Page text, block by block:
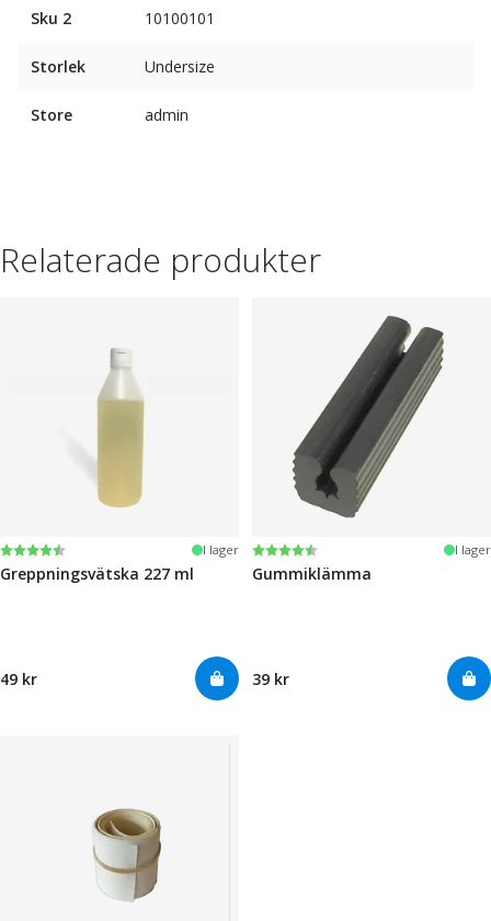
Sku 2 10100101
Storlek Undersize
Store admin
Relaterade produkter
Betyg:
4.6 utav 5 stjärnor I lager
Greppningsvätska 227 ml
49 kr
Betyg:
4.6 utav 5 stjärnor I lager
Gummiklämma
39 kr